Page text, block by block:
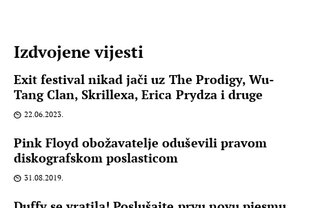
Izdvojene vijesti
Exit festival nikad jači uz The Prodigy, Wu-
Tang Clan, Skrillexa, Erica Prydza i druge
22.06.2023.
Pink Floyd obožavatelje oduševili pravom
diskografskom poslasticom
31.08.2019.